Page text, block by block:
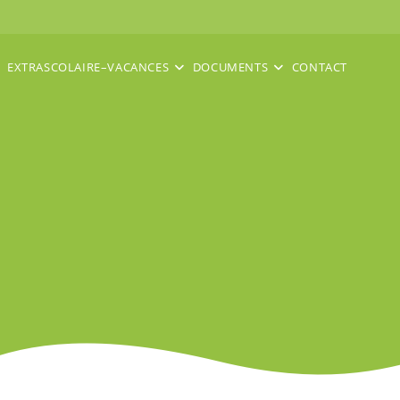
EXTRASCOLAIRE–VACANCES DOCUMENTS CONTACT